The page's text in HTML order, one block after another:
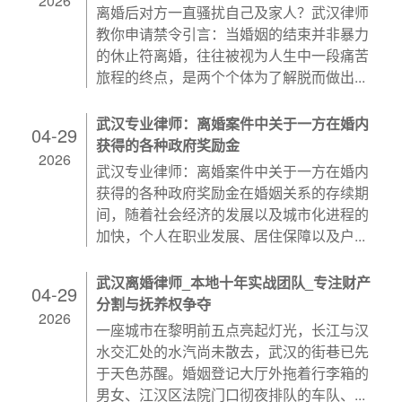
离婚后对方一直骚扰自己及家人？武汉律师
教你申请禁令引言：当婚姻的结束并非暴力
的休止符离婚，往往被视为人生中一段痛苦
旅程的终点，是两个个体为了解脱而做出...
04-29
2026
武汉专业律师：离婚案件中关于一方在婚内
获得的各种政府奖励金
武汉专业律师：离婚案件中关于一方在婚内
获得的各种政府奖励金在婚姻关系的存续期
间，随着社会经济的发展以及城市化进程的
加快，个人在职业发展、居住保障以及户...
04-29
2026
武汉离婚律师_本地十年实战团队_专注财产
分割与抚养权争夺
一座城市在黎明前五点亮起灯光，长江与汉
水交汇处的水汽尚未散去，武汉的街巷已先
于天色苏醒。婚姻登记大厅外拖着行李箱的
男女、江汉区法院门口彻夜排队的车队、...